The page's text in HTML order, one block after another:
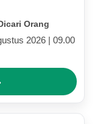
Orang
2026 | 09.00